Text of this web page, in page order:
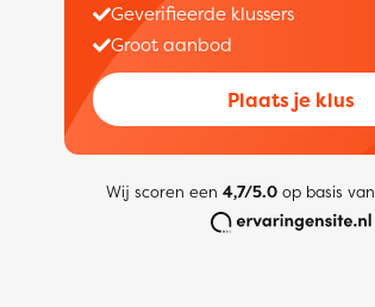
Geverifieerde klussers
Groot aanbod
Plaats je klus
Wij scoren een 4,7/5.0op basis van